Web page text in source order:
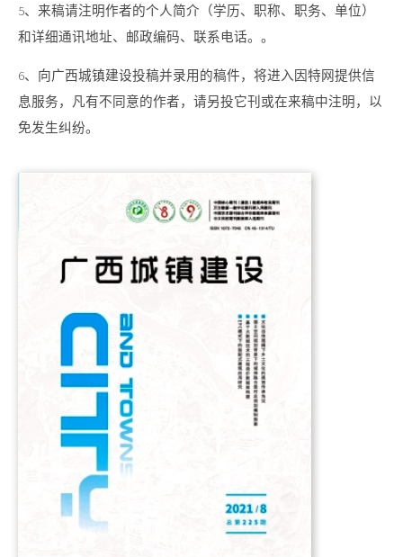
5、来稿请注明作者的个人简介（学历、职称、职务、单位）
和详细通讯地址、邮政编码、联系电话。。
6、向广西城镇建设投稿并录用的稿件，将进入因特网提供信
息服务，凡有不同意的作者，请另投它刊或在来稿中注明，以
免发生纠纷。